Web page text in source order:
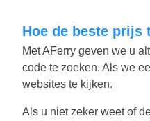
Hoe de beste
Met AFerry geven we u
code te zoeken. Als we
websites te kijken.
Als u niet zeker weet of